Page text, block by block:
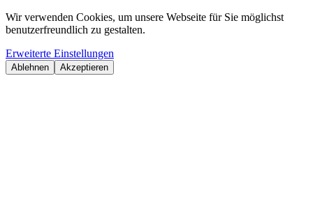
Wir verwenden Cookies, um unsere Webseite für Sie möglichst
benutzerfreundlich zu gestalten.
Erweiterte Einstellungen
Ablehnen Akzeptieren